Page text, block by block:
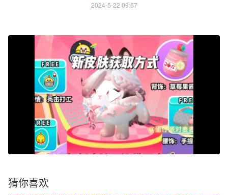
2024-5-22 09:57
猜你喜欢